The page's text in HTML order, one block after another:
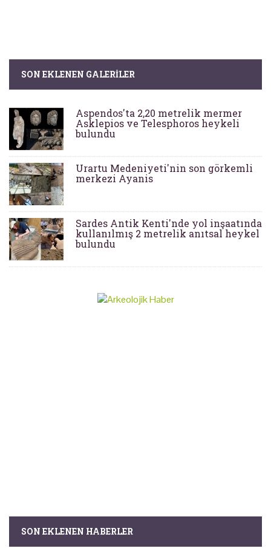
SON EKLENEN GALERILER
Aspendos'ta 2,20 metrelik mermer
Asklepios ve Telesphoros heykeli
bulundu
Urartu Medeniyeti'nin son görkemli
merkezi Ayanis
Sardes Antik Kenti'nde yol inşaatında
kullanılmış 2 metrelik anıtsal heykel
bulundu
SON EKLENEN HABERLER